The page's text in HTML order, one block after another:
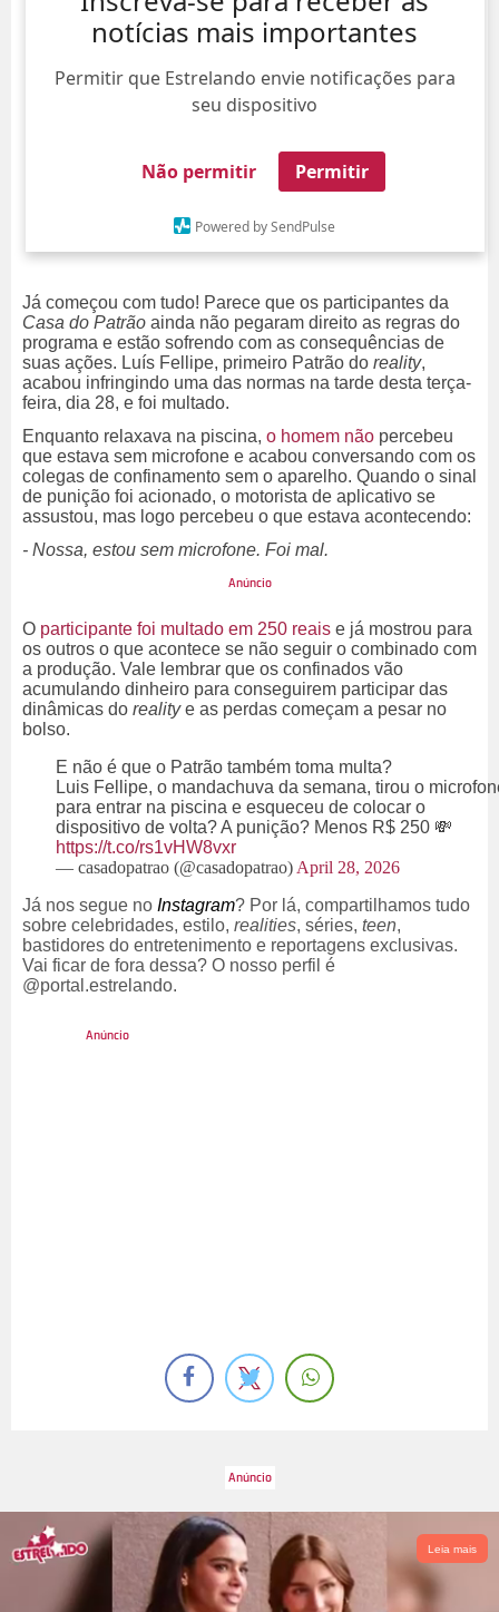
notícias mais importantes
Permitir que Estrelando envie notificações para
seu dispositivo
Não permitir Permitir
Powered by SendPulse
Já começou com tudo! Parece que os participantes da
Casa do Patrão ainda não pegaram direito as regras do
programa e estão sofrendo com as consequências de
suas ações. Luís Fellipe, primeiro Patrão do reality,
acabou infringindo uma das normas na tarde desta terça-
feira, dia 28, e foi multado.
Enquanto relaxava na piscina, o homem não percebeu
que estava sem microfone e acabou conversando com os
colegas de confinamento sem o aparelho. Quando o sinal
de punição foi acionado, o motorista de aplicativo se
assustou, mas logo percebeu o que estava acontecendo:
- Nossa, estou sem microfone. Foi mal.
O participante foi multado em 250 reais e já mostrou para
os outros o que acontece se não seguir o combinado com
a produção. Vale lembrar que os confinados vão
acumulando dinheiro para conseguirem participar das
dinâmicas do realitye as perdas começam a pesar no
bolso.
E não é que o Patrão também toma multa?
Luis Fellipe, o mandachuva da semana, tirou o
para entrar na piscina e esqueceu de colocar o
dispositivo de volta? A punição? Menos R$ 250 💸
https://t.co/rs1vHW8vxr
— casadopatrao (@casadopatrao) April 28, 2026
Já nos segue no Instagram? Por lá, compartilhamos tudo
sobre celebridades, estilo, realities, séries, teen,
bastidores do entretenimento e reportagens exclusivas.
Vai ficar de fora dessa? O nosso perfil é
@portal.estrelando.
Leia mais